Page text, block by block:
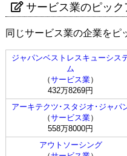
サービス業のピック
同じサービス業の企業をピ
ジャパンベストレスキューシス
ム
（サービス業）
432万8269円
アーキテクツ･スタジオ･ジャパ
（サービス業）
558万8000円
アウトソーシング